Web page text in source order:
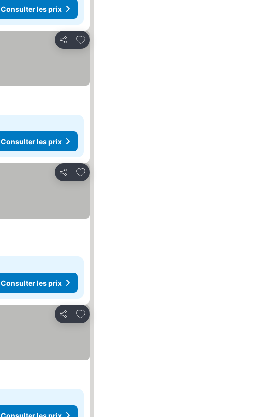
Consulter les prix
Partager
Ajouter à mes favoris
Consulter les prix
Partager
Ajouter à mes favoris
Consulter les prix
Partager
Ajouter à mes favoris